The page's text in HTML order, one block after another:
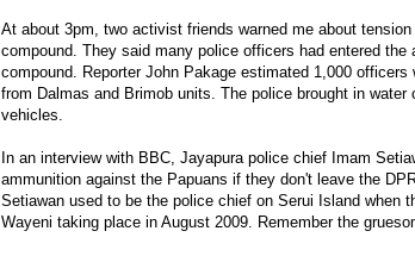
At about 3pm, two activist friends warned me about
compound. They said many police officers had entered the
compound. Reporter John Pakage estimated 1,000 officers
from Dalmas and Brimob units. The police brought in water
vehicles.
In an interview with BBC, Jayapura police chief Imam
ammunition against the Papuans if they don't leave the
Setiawan used to be the police chief on Serui Island when
Wayeni taking place in August 2009. Remember the